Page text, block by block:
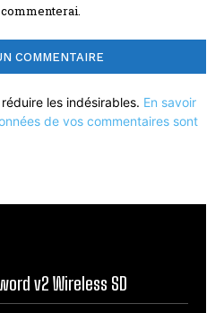
les indésirables. En savoir
de vos commentaires sont
v2 Wireless SD